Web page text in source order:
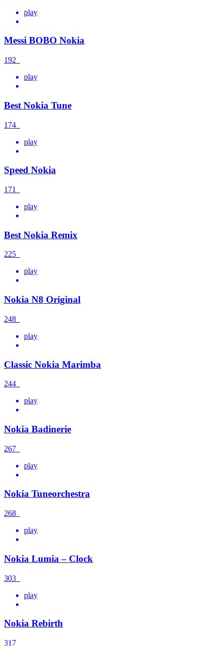
play
Messi BOBO Nokia
192
play
Best Nokia Tune
174
play
Speed Nokia
171
play
Best Nokia Remix
225
play
Nokia N8 Original
248
play
Classic Nokia Marimba
244
play
Nokia Badinerie
267
play
Nokia Tuneorchestra
268
play
Nokia Lumia – Clock
303
play
Nokia Rebirth
317